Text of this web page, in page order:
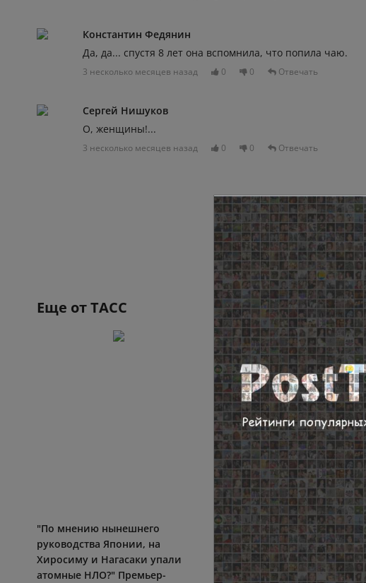
Константин Федянин
Да, да... спустя 8 лет она вспомнила, что попила чаю.
3 несколько месяцев назад 0 0 Отвечать
Сергей Нишуков
О, женщины!...
3 несколько месяцев назад 0 0 Отвечать
Еще отТАСС
"По мнению нынешнего
руководства Японии, на
Хиросиму и Нагасаки упали
атомные НЛО?" Премьер-
Главное из нового брифинга
Минобороны России: ▪️Армия
России освободила
Васютинское и Торецкое в